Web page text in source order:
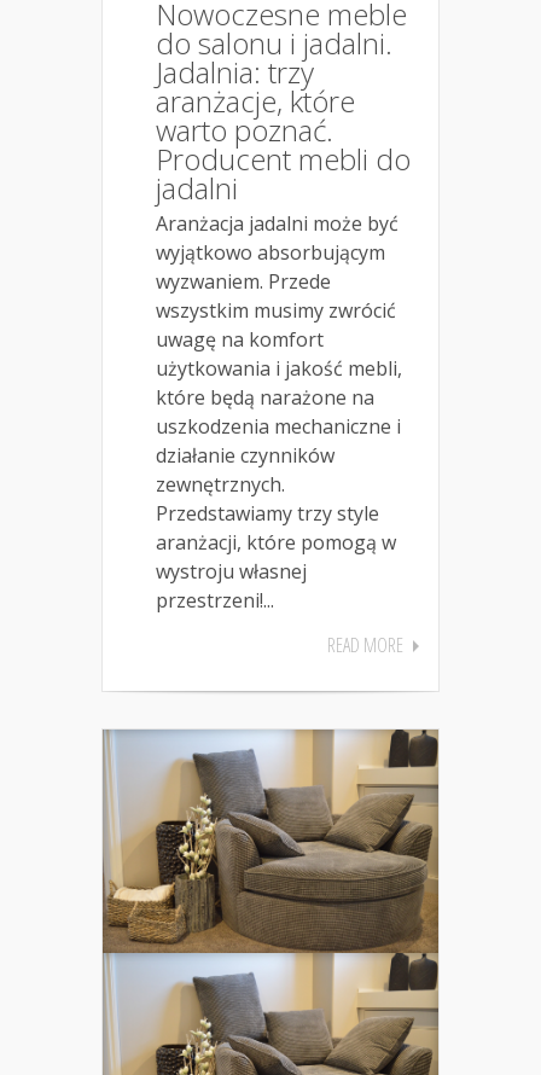
Nowoczesne meble
do salonu i jadalni.
Jadalnia: trzy
aranżacje, które
warto poznać.
Producent mebli do
jadalni
Aranżacja jadalni może być
wyjątkowo absorbującym
wyzwaniem. Przede
wszystkim musimy zwrócić
uwagę na komfort
użytkowania i jakość mebli,
które będą narażone na
uszkodzenia mechaniczne i
działanie czynników
zewnętrznych.
Przedstawiamy trzy style
aranżacji, które pomogą w
wystroju własnej
przestrzeni!...
READ MORE